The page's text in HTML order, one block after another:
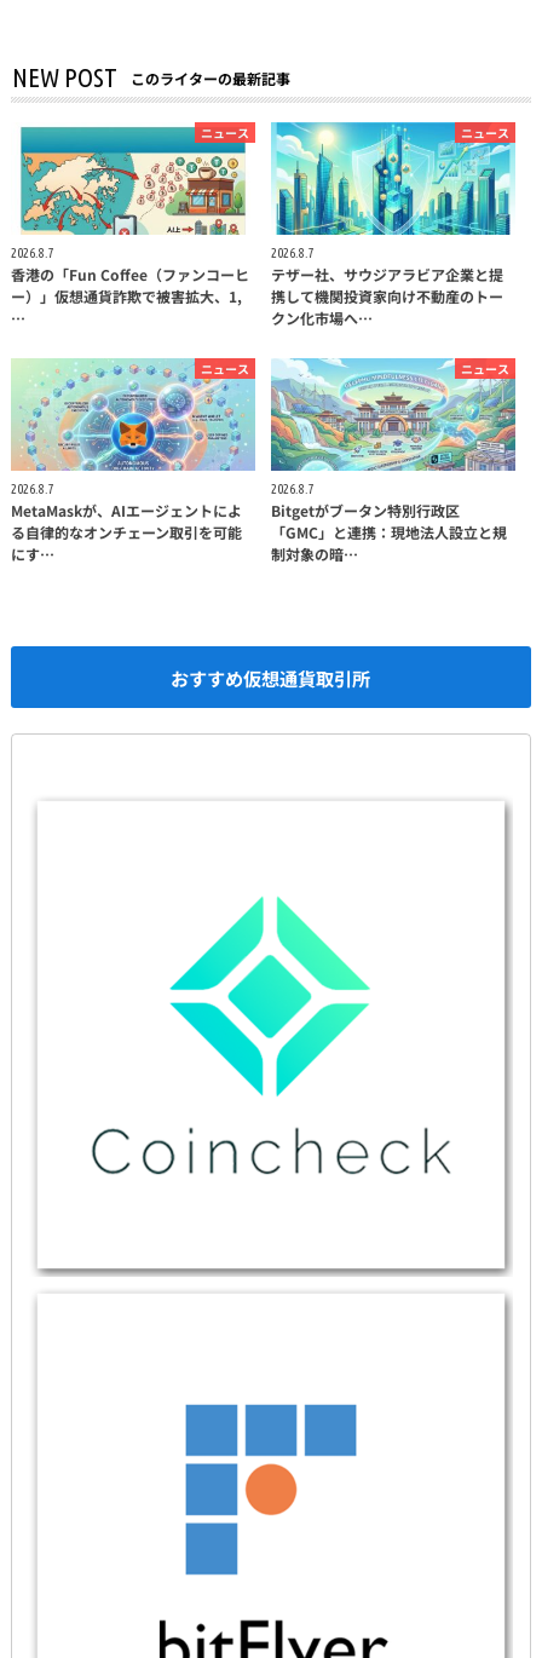
NEW POST このライターの最新記事
ニュース
2026.8.7
香港の「Fun Coffee（ファンコーヒ
ー）」仮想通貨詐欺で被害拡大、1,
…
ニュース
2026.8.7
テザー社、サウジアラビア企業と提
携して機関投資家向け不動産のトー
クン化市場へ…
ニュース
2026.8.7
MetaMaskが、AIエージェントによ
る自律的なオンチェーン取引を可能
にす…
ニュース
2026.8.7
Bitgetがブータン特別行政区
「GMC」と連携：現地法人設立と規
制対象の暗…
おすすめ仮想通貨取引所